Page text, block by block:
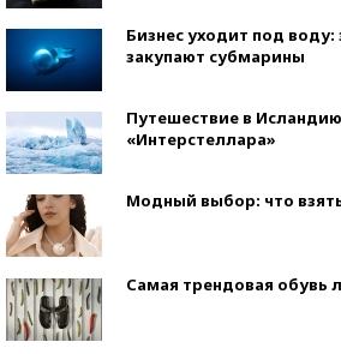
Бизнес уходит под воду:
закупают субмарины
Путешествие в
«Интерстеллара»
Модный выбор: что
Самая трендовая обувь